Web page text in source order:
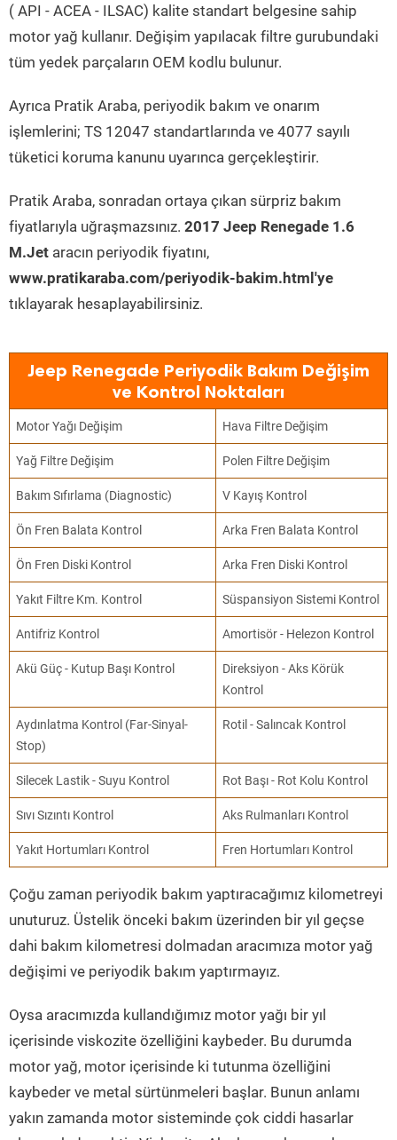
( API - ACEA - ILSAC) kalite standart belgesine sahip
motor yağ kullanır. Değişim yapılacak filtre gurubundaki
tüm yedek parçaların OEM kodlu bulunur.
Ayrıca Pratik Araba, periyodik bakım ve onarım
işlemlerini; TS 12047 standartlarında ve 4077 sayılı
tüketici koruma kanunu uyarınca gerçekleştirir.
Pratik Araba, sonradan ortaya çıkan sürpriz bakım
fiyatlarıyla uğraşmazsınız. 2017 Jeep Renegade 1.6
M.Jet aracın periyodik fiyatını,
www.pratikaraba.com/periyodik-bakim.html'ye
tıklayarak hesaplayabilirsiniz.
Jeep Renegade Periyodik Bakım Değişim
ve Kontrol Noktaları
Motor Yağı Değişim Hava Filtre Değişim
Yağ Filtre Değişim Polen Filtre Değişim
Bakım Sıfırlama (Diagnostic) V Kayış Kontrol
Ön Fren Balata Kontrol Arka Fren Balata Kontrol
Ön Fren Diski Kontrol Arka Fren Diski Kontrol
Yakıt Filtre Km. Kontrol Süspansiyon Sistemi Kontrol
Antifriz Kontrol Amortisör - Helezon Kontrol
Akü Güç - Kutup Başı Kontrol
Direksiyon - Aks Körük
Kontrol
Aydınlatma Kontrol (Far-Sinyal-
Stop)
Rotil - Salıncak Kontrol
Silecek Lastik - Suyu Kontrol Rot Başı - Rot Kolu Kontrol
Sıvı Sızıntı Kontrol Aks Rulmanları Kontrol
Yakıt Hortumları Kontrol Fren Hortumları Kontrol
Çoğu zaman periyodik bakım yaptıracağımız kilometreyi
unuturuz. Üstelik önceki bakım üzerinden bir yıl geçse
dahi bakım kilometresi dolmadan aracımıza motor yağ
değişimi ve periyodik bakım yaptırmayız.
Oysa aracımızda kullandığımız motor yağı bir yıl
içerisinde viskozite özelliğini kaybeder. Bu durumda
motor yağ, motor içerisinde ki tutunma özelliğini
kaybeder ve metal sürtünmeleri başlar. Bunun anlamı
yakın zamanda motor sisteminde çok ciddi hasarlar